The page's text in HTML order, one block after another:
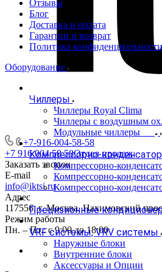
+7-916-004-58-58
+7 916 004 58 58Отдел продаж
Заказать звонок
E-mail
info@iktsi.ru
Адрес
117556, г. Москва, Нахимовский
Режим работы
Пн. – Пт.: с 9:00 до 18:00
Отзывы
Блог
Доставка и оплата
Гарантии и возврат
Политика конфиденциальности
Оборудование
Чиллеры
Чиллеры Royal Clima
Чиллеры с воздушным
Модульные чиллеры
Компрессорно-
Компрессорно-
Компрессорно-
Компрессорно-
Прецизионные
VRF системы, VRV системы
Наружные блоки
Внутренние блоки
Аксессуары и Опции